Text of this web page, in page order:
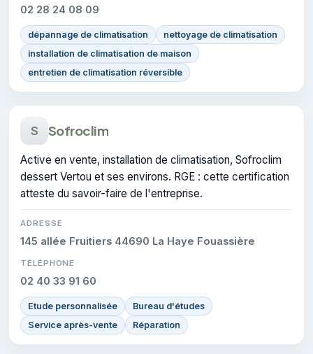
02 28 24 08 09
dépannage de climatisation
nettoyage de climatisation
installation de climatisation de maison
entretien de climatisation réversible
S Sofroclim
Active en vente, installation de climatisation, Sofroclim
dessert Vertou et ses environs. RGE : cette certification
atteste du savoir-faire de l'entreprise.
ADRESSE
145 allée Fruitiers 44690 La Haye Fouassière
TÉLÉPHONE
02 40 33 91 60
Etude personnalisée
Bureau d'études
Service après-vente
Réparation